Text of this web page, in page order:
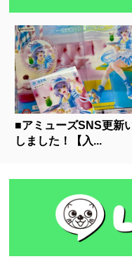
■アミューズSNS更新
しました！【入...